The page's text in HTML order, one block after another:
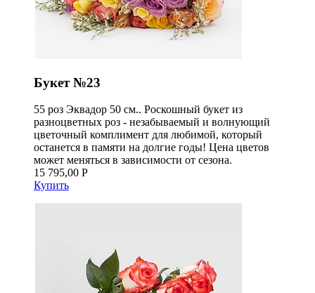
Букет №23
55 роз Эквадор 50 см.. Роскошный букет из
разноцветных роз - незабываемый и волнующий
цветочный комплимент для любимой, который
останется в памяти на долгие годы! Цена цветов
может меняться в зависимости от сезона.
15 795,00 Р
Купить